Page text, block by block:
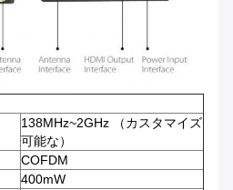
138MHz~2GHz （カスタマイズ
可能な）
COFDM
400mW